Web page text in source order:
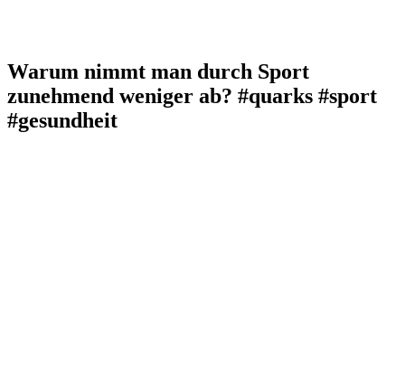
Warum nimmt man durch Sport
zunehmend weniger ab? #quarks #sport
#gesundheit